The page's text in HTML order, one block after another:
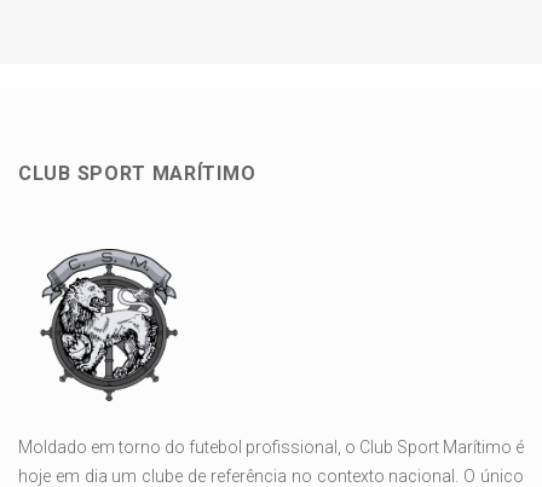
CLUB SPORT MARÍTIMO
Moldado em torno do futebol profissional, o Club Sport Marítimo é
hoje em dia um clube de referência no contexto nacional. O único